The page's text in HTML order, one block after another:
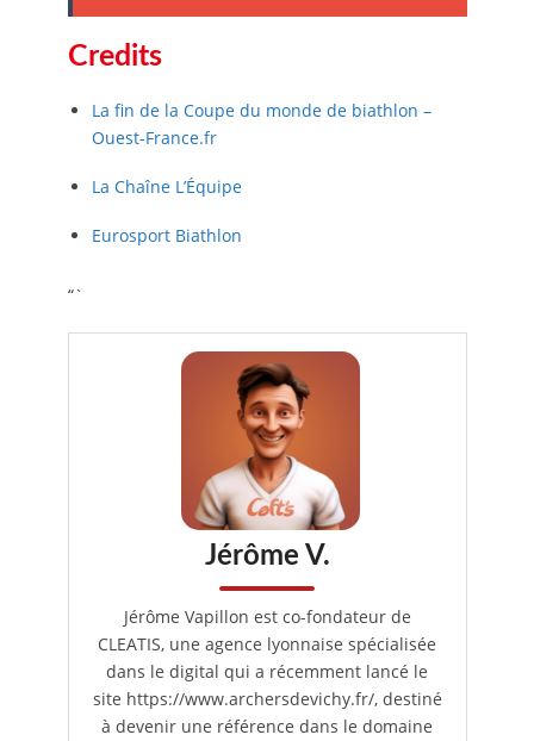
Credits
La fin de la Coupe du monde de biathlon –
Ouest-France.fr
La Chaîne L’Équipe
Eurosport Biathlon
“`
Jérôme V.
Jérôme Vapillon est co-fondateur de
CLEATIS, une agence lyonnaise spécialisée
dans le digital qui a récemment lancé le
site https://www.archersdevichy.fr/, destiné
à devenir une référence dans le domaine